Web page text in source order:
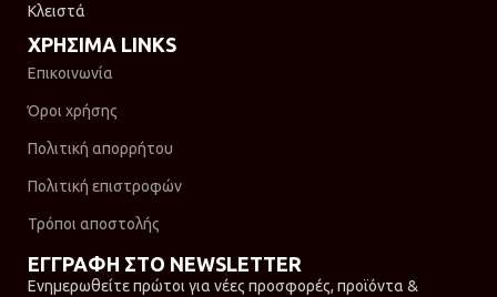
Κλειστά
ΧΡΗΣΙΜΑ LINKS
Επικοινωνία
Όροι χρήσης
Πολιτική απορρήτου
Πολιτική επιστροφών
Τρόποι αποστολής
ΕΓΓΡΑΦΗ ΣΤΟ NEWSLETTER
Ενημερωθείτε πρώτοι για νέες προσφορές, προϊόντα &